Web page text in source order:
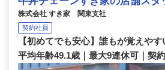
株式会社 すき家 関東支社
契約社員
【初めてでも安心】誰もが覚えやす
平均年齢49.1歳｜最大9連休可｜契